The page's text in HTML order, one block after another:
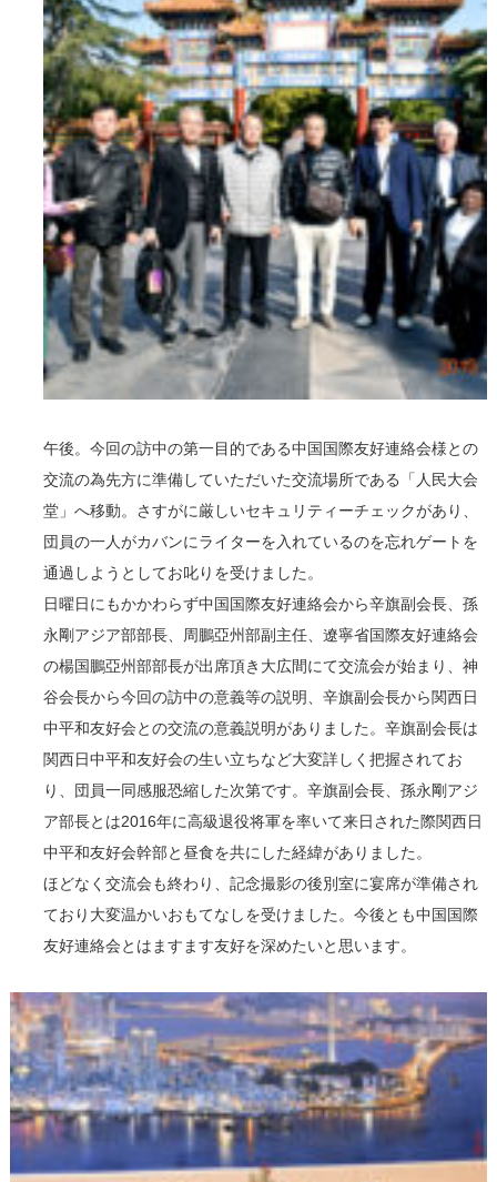
午後。今回の訪中の第一目的である中国国際友好連絡会様との
交流の為先方に準備していただいた交流場所である「人民大会
堂」へ移動。さすがに厳しいセキュリティーチェックがあり、
団員の一人がカバンにライターを入れているのを忘れゲートを
通過しようとしてお叱りを受けました。
日曜日にもかかわらず中国国際友好連絡会から辛旗副会長、孫
永剛アジア部部長、周鵬亞州部副主任、遼寧省国際友好連絡会
の楊国鵬亞州部部長が出席頂き大広間にて交流会が始まり、神
谷会長から今回の訪中の意義等の説明、辛旗副会長から関西日
中平和友好会との交流の意義説明がありました。辛旗副会長は
関西日中平和友好会の生い立ちなど大変詳しく把握されてお
り、団員一同感服恐縮した次第です。辛旗副会長、孫永剛アジ
ア部長とは2016年に高級退役将軍を率いて来日された際関西日
中平和友好会幹部と昼食を共にした経緯がありました。
ほどなく交流会も終わり、記念撮影の後別室に宴席が準備され
ており大変温かいおもてなしを受けました。今後とも中国国際
友好連絡会とはますます友好を深めたいと思います。